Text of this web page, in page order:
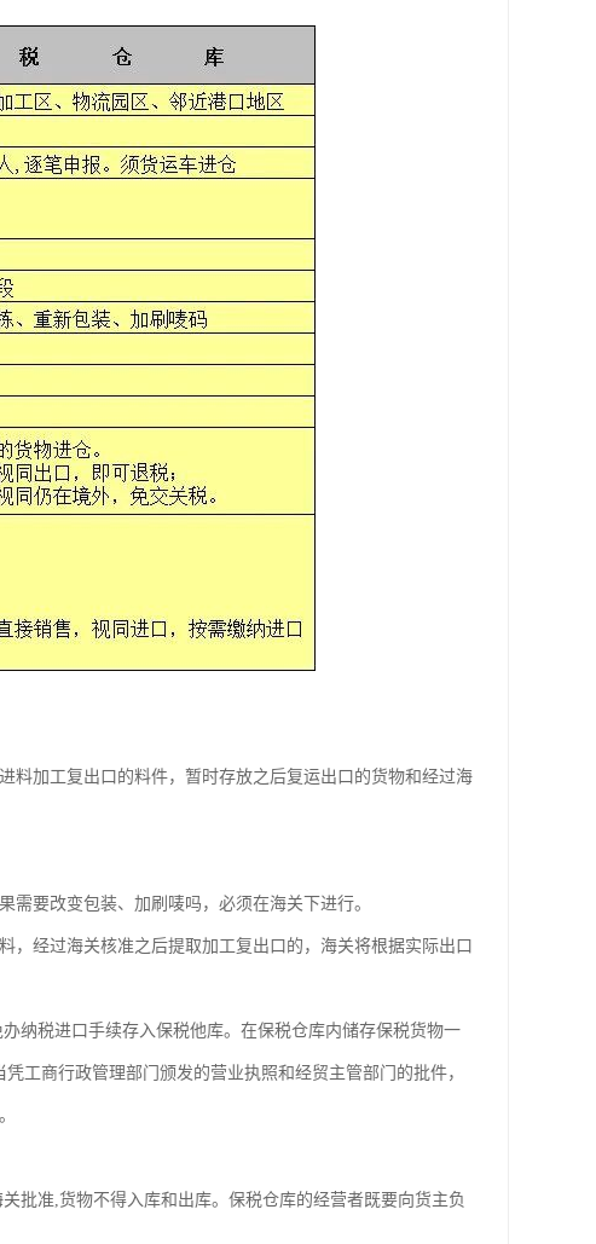
料加工复出口的料件，暂时存放之后复运出口的货物和经过海
需要改变包装、加刷唛吗，必须在海关下进行。
经过海关核准之后提取加工复出口的，海关将根据实际出口
纳税进口手续存入保税他库。在保税仓库内储存保税货物一
工商行政管理部门颁发的营业执照和经贸主管部门的批件，
批准,货物不得入库和出库。保税仓库的经营者既要向货主负